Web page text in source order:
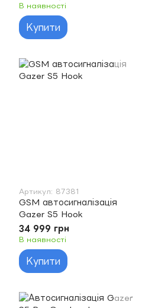
В наявності
Купити
Артикул: 87381
GSM автосигналізація
Gazer S5 Hook
34 999 грн
В наявності
Купити